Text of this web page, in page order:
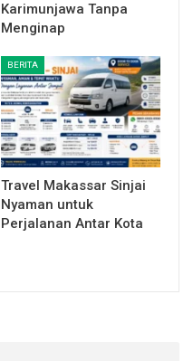
Karimunjawa Tanpa
Menginap
BERITA
Travel Makassar Sinjai
Nyaman untuk
Perjalanan Antar Kota